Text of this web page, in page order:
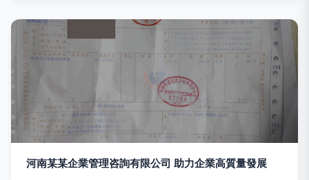
河南某某企業管理咨詢有限公司 助力企業高質量發展